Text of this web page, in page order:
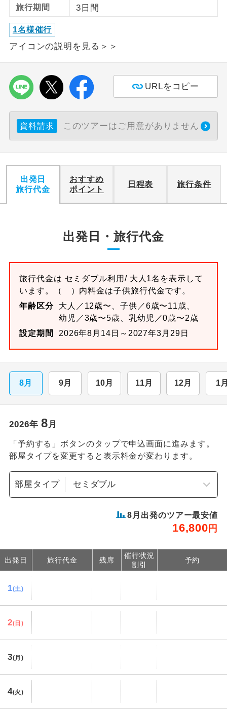
旅行期間 3日間
1名様催行
アイコンの説明を見る＞＞
URLをコピー
資料請求 このツアーはご用意がありません
出発日
旅行代金
おすすめ
ポイント
日程表 旅行条件
出発日・旅行代金
旅行代金は セミダブル利用/ 大人1名を表示して
います。
（ ）内料金は子供旅行代金です。
年齢区分
大人／12歳〜、子供／6歳〜11歳、
幼児／3歳〜5歳、乳幼児／0歳〜2歳
設定期間
2026年8月14日～2027年3月29日
8月 9月 10月 11月 12月 1
2026年 8月
「予約する」ボタンのタップで申込画面に進みます。
部屋タイプを変更すると表示料金が変わります。
部屋タイプ
8 月出発のツアー最安値
16,800 円
出発日 旅行代金 残席
催行状況
割引
予約
1(土)
2(日)
3(月)
4(火)
ご参加にあたり年齢に制限があるコース
航空会社指定
利用航空会社が指定なので、ご出発の計
ホテル指定
ご紹介するホテルを指定したコースで
す。
おひとり様バ
ス2席利用
す。